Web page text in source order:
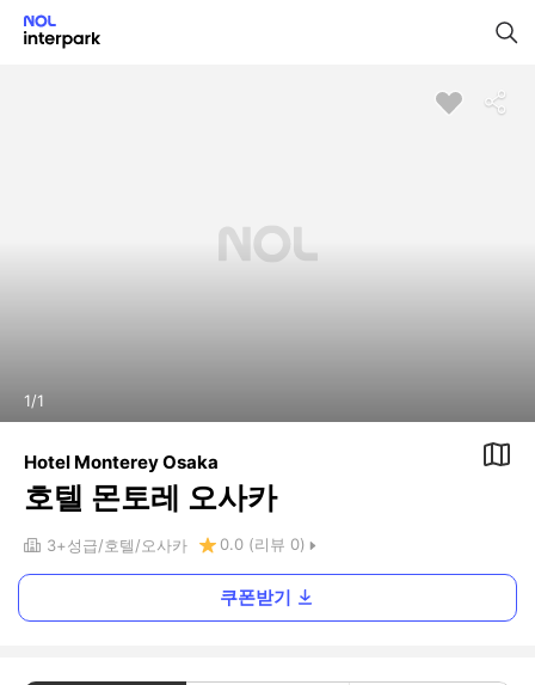
1/1
Hotel Monterey Osaka
호텔 몬토레 오사카
3+성급 호텔 오사카 0.0 (리뷰 0)
쿠폰받기